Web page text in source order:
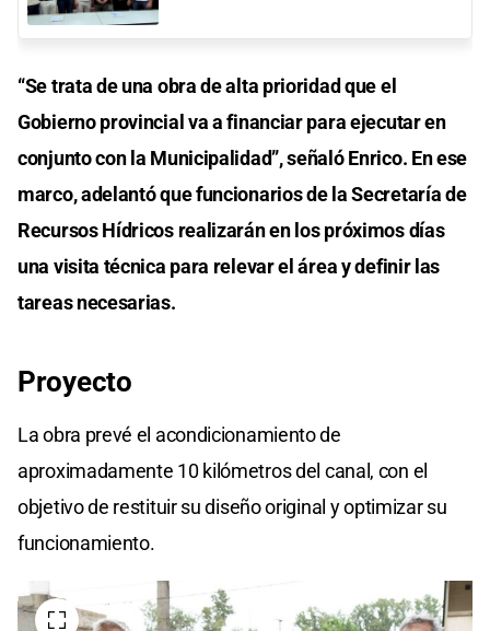
“Se trata de una obra de alta prioridad que el
Gobierno provincial va a financiar para ejecutar en
conjunto con la Municipalidad”, señaló Enrico. En ese
marco, adelantó que funcionarios de la Secretaría de
Recursos Hídricos realizarán en los próximos días
una visita técnica para relevar el área y definir las
tareas necesarias.
Proyecto
La obra prevé el acondicionamiento de
aproximadamente 10 kilómetros del canal, con el
objetivo de restituir su diseño original y optimizar su
funcionamiento.